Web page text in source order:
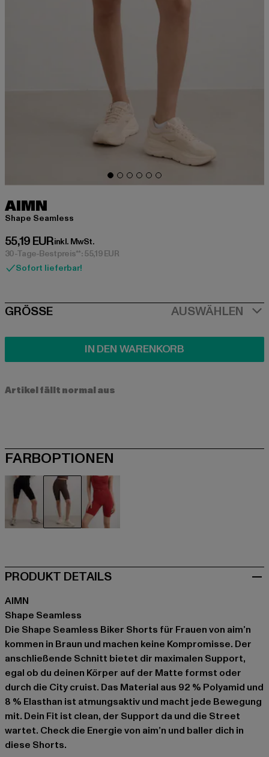
AIMN
Shape Seamless
55,19 EUR
Derzeitiger Preis: 55,19 EUR
inkl. MwSt.
30-Tage-Bestpreis**: 55,19 EUR
Sofort lieferbar!
SIZE
GRÖSSE AUSWÄHLEN
IN DEN WARENKORB
Artikel fällt normal aus
FARBOPTIONEN
PRODUKT DETAILS
AIMN
Shape Seamless
Die Shape Seamless Biker Shorts für Frauen von aim’n
kommen in Braun und machen keine Kompromisse. Der
anschließende Schnitt bietet dir maximalen Support,
egal ob du deinen Körper auf der Matte formst oder
durch die City cruist. Das Material aus 92 % Polyamid und
8 % Elasthan ist atmungsaktiv und macht jede Bewegung
mit. Dein Fit ist clean, der Support da und die Street
wartet. Check die Energie von aim’n und baller dich in
diese Shorts.